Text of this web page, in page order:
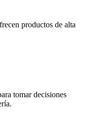
productos de alta
tomar decisiones